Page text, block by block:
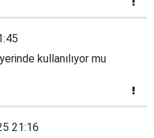
kullanılıyor mu
21:16